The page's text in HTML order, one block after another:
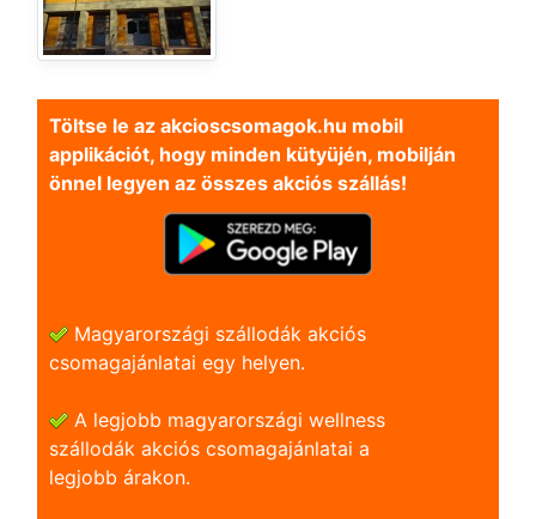
Töltse le az akcioscsomagok.hu mobil
applikációt, hogy minden kütyüjén, mobilján
önnel legyen az összes akciós szállás!
Magyarországi szállodák akciós
csomagajánlatai egy helyen.
A legjobb magyarországi wellness
szállodák akciós csomagajánlatai a
legjobb árakon.